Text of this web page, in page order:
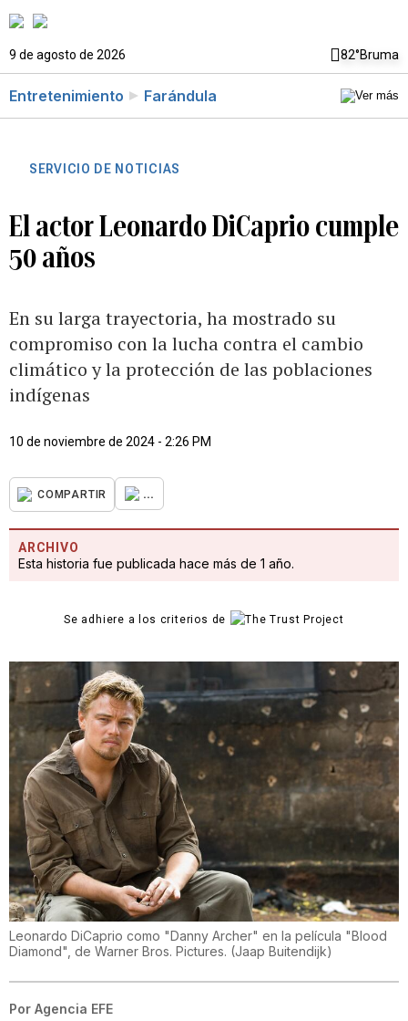
9 de agosto de 2026 82°Bruma
Entretenimiento Farándula
SERVICIO DE NOTICIAS
El actor Leonardo DiCaprio cumple
50 años
En su larga trayectoria, ha mostrado su
compromiso con la lucha contra el cambio
climático y la protección de las poblaciones
indígenas
10 de noviembre de 2024 - 2:26 PM
COMPARTIR ...
ARCHIVO
Esta historia fue publicada hace más de 1 año.
Se adhiere a los criterios de
Leonardo DiCaprio como "Danny Archer" en la película "Blood
Diamond", de Warner Bros. Pictures. (Jaap Buitendijk)
Por Agencia EFE